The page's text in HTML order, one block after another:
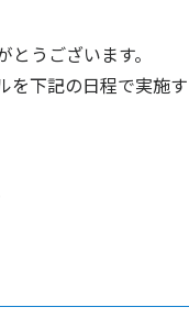
うございます。
下記の日程で実施